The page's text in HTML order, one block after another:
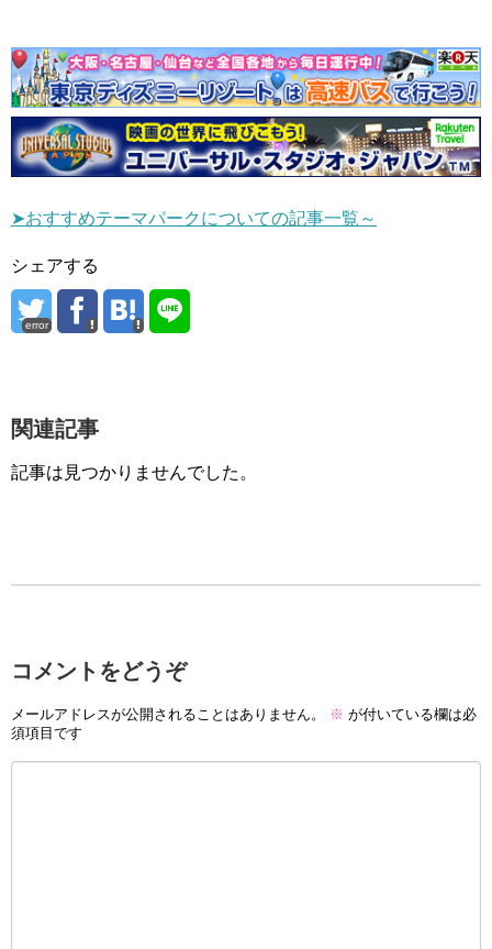
➤おすすめテーマパークについての記事一覧～
シェアする
error
関連記事
記事は見つかりませんでした。
コメントをどうぞ
メールアドレスが公開されることはありません。 ※ が付いている欄は必
須項目です